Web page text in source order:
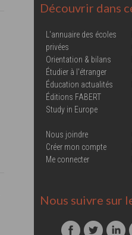
Découvrir dans
L'annuaire des écoles
privées
Orientation & bilans
Étudier à l'étranger
Éducation actualités
Éditions FABERT
Study in Europe
Nous joindre
Créer mon compte
Me connecter
Nous suivre sur